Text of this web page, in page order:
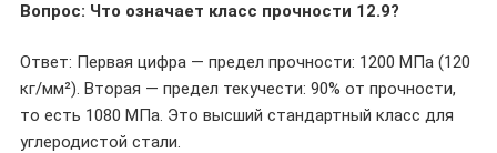
Вопрос: Что означает класс прочности 12.9?
Ответ: Первая цифра — предел прочности: 1200 МПа (120
кг/мм²). Вторая — предел текучести: 90% от прочности,
то есть 1080 МПа. Это высший стандартный класс для
углеродистой стали.